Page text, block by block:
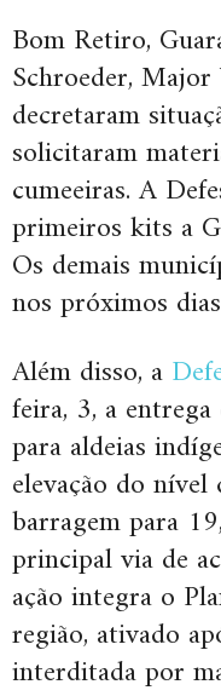
Bom Retiro,
Schroeder,
decretaram
solicitaram
cumeeiras. A
primeiros kits a
Os demais
nos próximos
Além disso, a
feira, 3, a
para aldeias
elevação do
barragem para
principal via de
ação integra o
região, ativado
interditada por